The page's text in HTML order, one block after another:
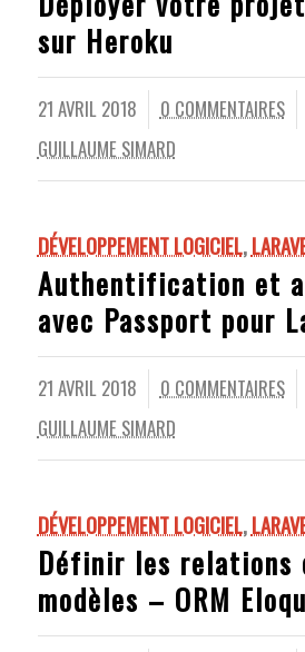
sur Heroku
21 AVRIL 2018 0 COMMENTAIRES
/
GUILLAUME SIMARD
DÉVELOPPEMENT LOGICIEL,
Authentification et
avec Passport pour
21 AVRIL 2018 0 COMMENTAIRES
/
GUILLAUME SIMARD
DÉVELOPPEMENT LOGICIEL,
Définir les relations
modèles – ORM